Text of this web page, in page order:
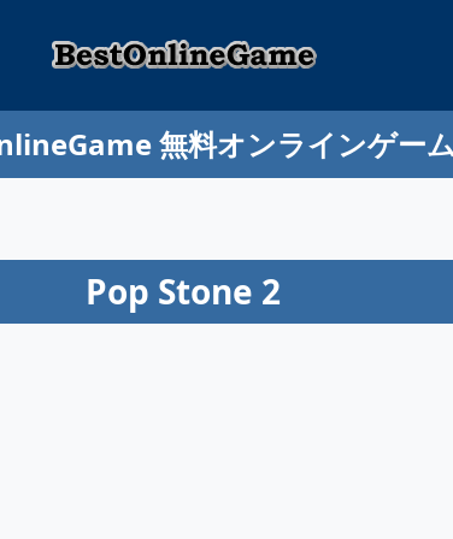
無料オンラインゲー
Pop Stone 2